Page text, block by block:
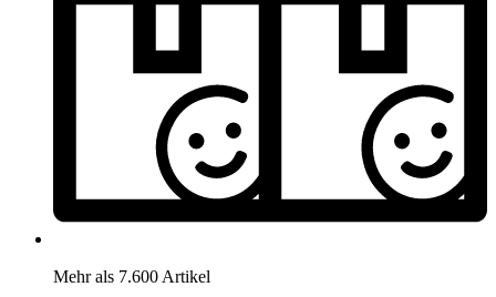
Mehr als 7.600 Artikel